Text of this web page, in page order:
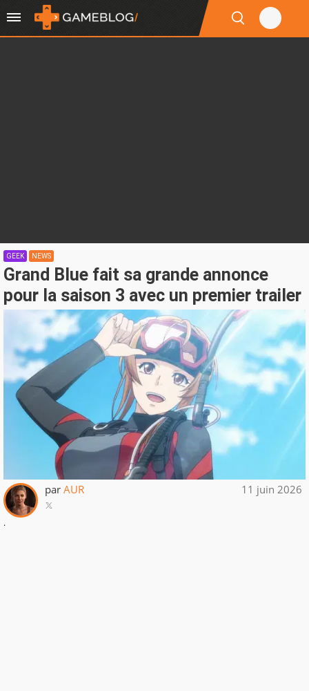
GEEK NEWS
Grand Blue fait sa grande annonce
pour la saison 3 avec un premier trailer
par AUR 11 juin 2026
.